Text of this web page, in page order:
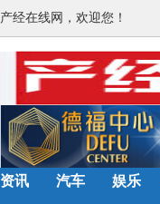
产经在线网，欢迎您！
资讯 汽车 娱乐